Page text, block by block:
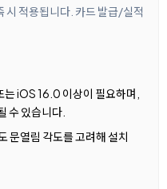
시 적용됩니다. 카드 발급/실적
iOS 16.0 이상이 필요하며,
수 있습니다.
문열림 각도를 고려해 설치